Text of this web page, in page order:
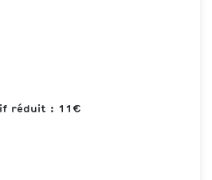
réduit : 11€